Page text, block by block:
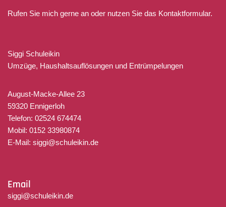
Rufen Sie mich gerne an oder nutzen Sie das Kontaktformular.
Siggi Schuleikin
Umzüge, Haushaltsauflösungen und Entrümpelungen
August-Macke-Allee 23
59320 Ennigerloh
Telefon: 02524 674474
Mobil: 0152 33980874
E-Mail: siggi@schuleikin.de
Email
siggi@schuleikin.de